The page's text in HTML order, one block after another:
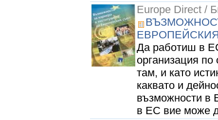
Europe Direct /
Да работиш в
организация
там, и като
каквато и
възможности в
в ЕС вие може